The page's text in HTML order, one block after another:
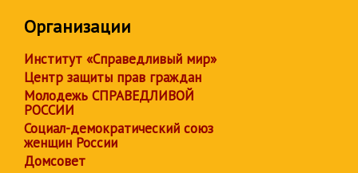
Организации
Институт «Справедливый мир»
Центр защиты прав граждан
Молодежь СПРАВЕДЛИВОЙ
РОССИИ
Социал-демократический союз
женщин России
Домсовет